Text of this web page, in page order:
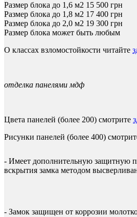
Размер блока до 1,6 м2 15 500 грн
Размер блока до 1,8 м2 17 400 грн
Размер блока до 2,0 м2 19 300 грн
Размер блока может быть любым
О классах взломостойкости читайте
отделка панелями мдф
Цвета панелей (более 200) смотрите
Рисунки панелей (более 400)
- Имеет дополнительную защитную
вскрытия замка методом
- Замок защищен от коррозии